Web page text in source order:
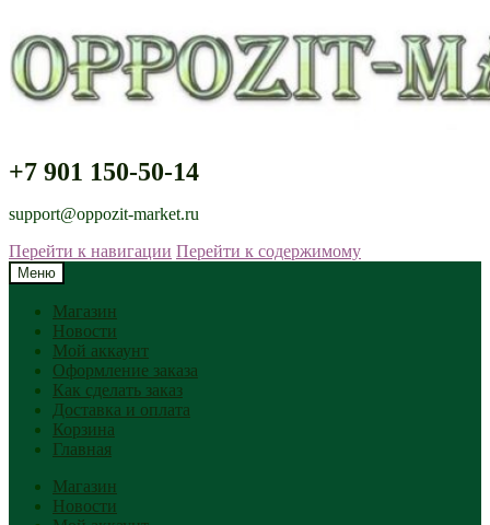
+7 901 150-50-14
support@oppozit-market.ru
Перейти к навигации Перейти к содержимому
Меню
Магазин
Новости
Мой аккаунт
Оформление заказа
Как сделать заказ
Доставка и оплата
Корзина
Главная
Магазин
Новости